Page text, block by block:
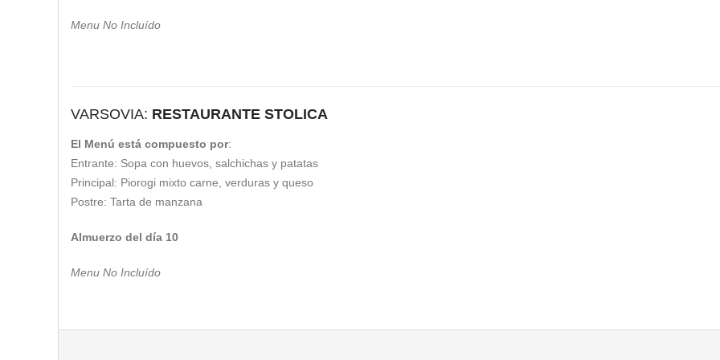
Menu No Incluído
VARSOVIA: RESTAURANTE STOLICA
El Menú está compuesto por:
Entrante: Sopa con huevos, salchichas y patatas
Principal: Piorogi mixto carne, verduras y queso
Postre: Tarta de manzana
Almuerzo del día 10
Menu No Incluído